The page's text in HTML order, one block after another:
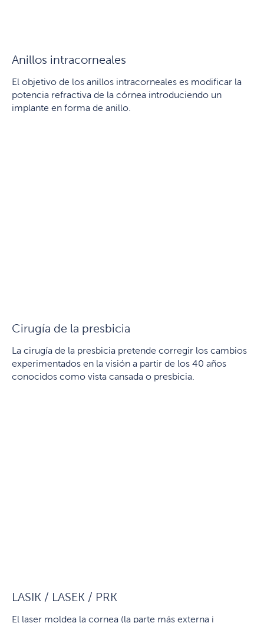
Anillos intracorneales
El objetivo de los anillos intracorneales es modificar la
potencia refractiva de la córnea introduciendo un
implante en forma de anillo.
Cirugía de la presbicia
La cirugía de la presbicia pretende corregir los cambios
experimentados en la visión a partir de los 40 años
conocidos como vista cansada o presbicia.
LASIK / LASEK / PRK
El laser moldea la cornea (la parte más externa i